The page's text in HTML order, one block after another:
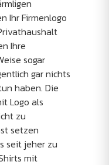
Ihr Firmenlogo
Ihre
sogar
gar nichts
haben. Die
Logo als
zu
setzen
seit jeher zu
mit